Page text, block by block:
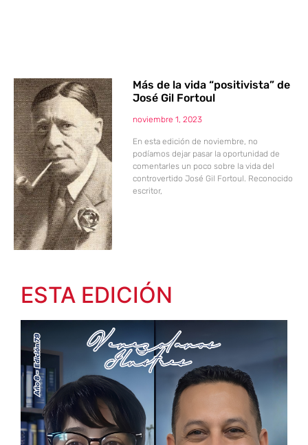
Más de la vida “positivista” de
José Gil Fortoul
noviembre 1, 2023
En esta edición de noviembre, no
podíamos dejar pasar la oportunidad de
comentarles un poco sobre la vida del
controvertido José Gil Fortoul. Reconocido
escritor,
ESTA EDICIÓN